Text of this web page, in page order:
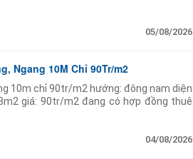
05/08/2026
Ngang 10M Chỉ 90Tr/m2
10m chỉ 90tr/m2 hướng: đông nam diện
giá: 90tr/m2 đang có hợp đồng thuê
04/08/2026